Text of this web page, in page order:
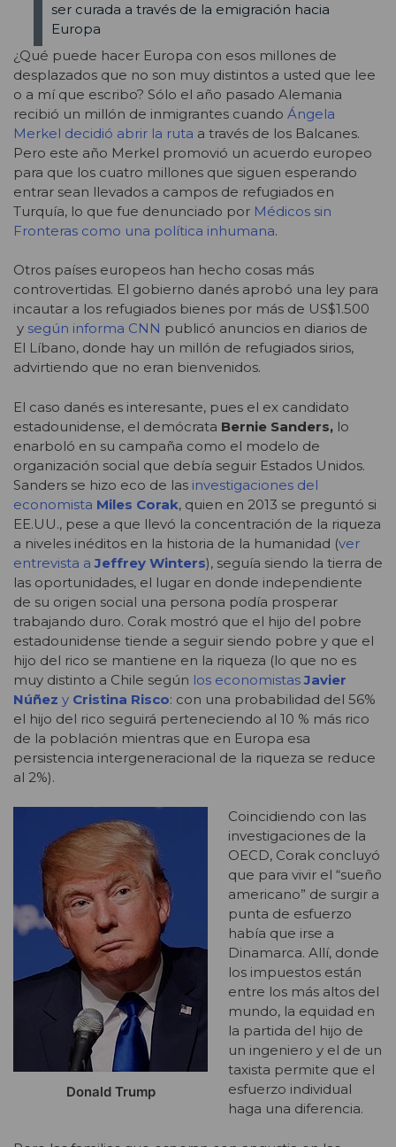
ser curada a través de la emigración hacia
Europa
¿Qué puede hacer Europa con esos millones de
desplazados que no son muy distintos a usted que lee
o a mí que escribo? Sólo el año pasado Alemania
recibió un millón de inmigrantes cuando Ángela
Merkel decidió abrir la ruta a través de los Balcanes.
Pero este año Merkel promovió un acuerdo europeo
para que los cuatro millones que siguen esperando
entrar sean llevados a campos de refugiados en
Turquía, lo que fue denunciado por Médicos sin
Fronteras como una política inhumana.
Otros países europeos han hecho cosas más
controvertidas. El gobierno danés aprobó una ley para
incautar a los refugiados bienes por más de US$1.500
y según informa CNN publicó anuncios en diarios de
El Líbano, donde hay un millón de refugiados sirios,
advirtiendo que no eran bienvenidos.
El caso danés es interesante, pues el ex candidato
estadounidense, el demócrata Bernie Sanders, lo
enarboló en su campaña como el modelo de
organización social que debía seguir Estados Unidos.
Sanders se hizo eco de las investigaciones del
economista Miles Corak, quien en 2013 se preguntó si
EE.UU., pese a que llevó la concentración de la riqueza
a niveles inéditos en la historia de la humanidad (ver
entrevista aJeffrey Winters), seguía siendo la tierra de
las oportunidades, el lugar en donde independiente
de su origen social una persona podía prosperar
trabajando duro. Corak mostró que el hijo del pobre
estadounidense tiende a seguir siendo pobre y que el
hijo del rico se mantiene en la riqueza (lo que no es
muy distinto a Chile según los economistasJavier
Núñez y Cristina Risco: con una probabilidad del 56%
el hijo del rico seguirá perteneciendo al 10 % más rico
de la población mientras que en Europa esa
persistencia intergeneracional de la riqueza se reduce
al 2%).
Donald Trump
Coincidiendo con las
investigaciones de la
OECD, Corak concluyó
que para vivir el “sueño
americano” de surgir a
punta de esfuerzo
había que irse a
Dinamarca. Allí, donde
los impuestos están
entre los más altos del
mundo, la equidad en
la partida del hijo de
un ingeniero y el de un
taxista permite que el
esfuerzo individual
haga una diferencia.